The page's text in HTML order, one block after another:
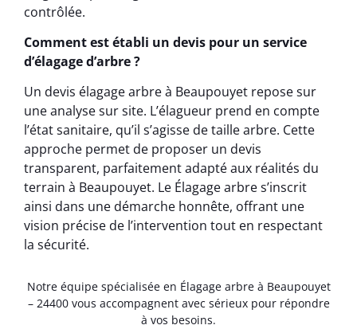
contrôlée.
Comment est établi un devis pour un service
d’élagage d’arbre ?
Un devis élagage arbre à Beaupouyet repose sur
une analyse sur site. L’élagueur prend en compte
l’état sanitaire, qu’il s’agisse de taille arbre. Cette
approche permet de proposer un devis
transparent, parfaitement adapté aux réalités du
terrain à Beaupouyet. Le Élagage arbre s’inscrit
ainsi dans une démarche honnête, offrant une
vision précise de l’intervention tout en respectant
la sécurité.
Notre équipe spécialisée en Élagage arbre à Beaupouyet
– 24400 vous accompagnent avec sérieux pour répondre
à vos besoins.